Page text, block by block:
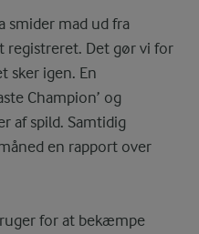
smider mad ud fra
registreret. Det gør vi for
sker igen. En
Champion’ og
af spild. Samtidig
en rapport over
for at bekæmpe